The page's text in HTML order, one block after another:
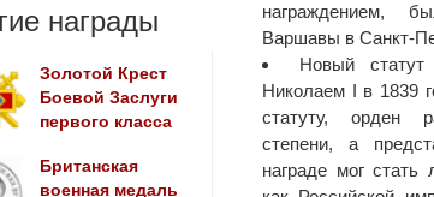
награждением,
Варшавы в Санкт-
Новый
Николаем I в 1839
статуту, орден
степени, а
награде мог
награды
Золотой Крест
Боевой Заслуги
первого класса
Британская
военная медаль